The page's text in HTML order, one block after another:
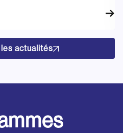
actualités